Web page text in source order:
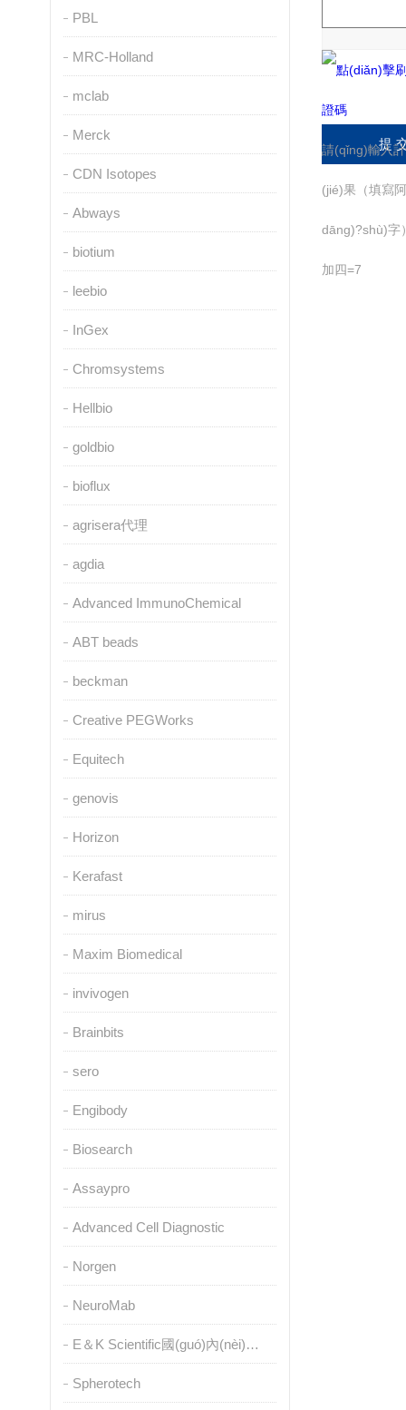
PBL
MRC-Holland
mclab
Merck
CDN Isotopes
Abways
biotium
leebio
InGex
Chromsystems
Hellbio
goldbio
bioflux
agrisera代理
agdia
Advanced ImmunoChemical
ABT beads
beckman
Creative PEGWorks
Equitech
genovis
Horizon
Kerafast
mirus
Maxim Biomedical
invivogen
Brainbits
sero
Engibody
Biosearch
Assaypro
Advanced Cell Diagnostic
Norgen
NeuroMab
E＆K Scientific國(guó)內(nèi)授權(quán)代理
Spherotech
請(qǐng)輸入
(jié)果（填寫
dāng)?shù)字）
加四=7